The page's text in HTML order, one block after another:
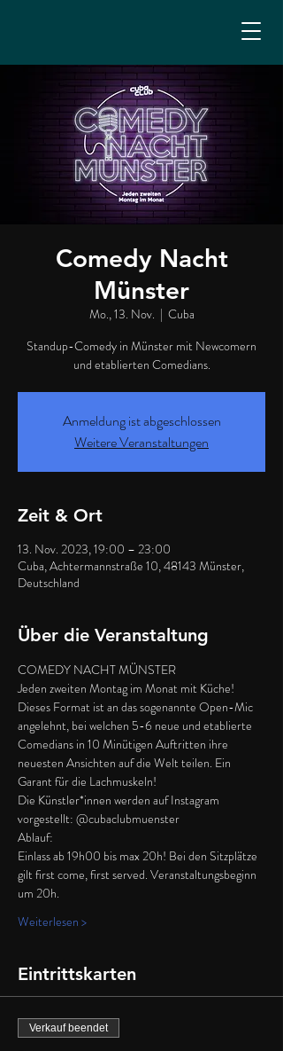
Comedy Nacht
Münster
Mo., 13. Nov.
  |
Cuba
Standup-Comedy in Münster mit Newcomern
und etablierten Comedians.
Anmeldung ist abgeschlossen
Weitere Veranstaltungen
Zeit & Ort
13. Nov. 2023, 19:00 – 23:00
Cuba, Achtermannstraße 10, 48143 Münster,
Deutschland
Über die Veranstaltung
COMEDY NACHT MÜNSTER
Jeden zweiten Montag im Monat mit Küche!
Dieses Format ist an das sogenannte Open-Mic
angelehnt, bei welchen 5-6 neue und etablierte
Comedians in 10 Minütigen Auftritten ihre
neuesten Ansichten auf die Welt teilen. Ein
Garant für die Lachmuskeln!
Die Künstler*innen werden auf Instagram
vorgestellt: @cubaclubmuenster
Ablauf:
Einlass ab 19h00 bis max 20h! Bei den Sitzplätze
gilt first come, first served. Veranstaltungsbeginn
um 20h.
Weiterlesen >
Eintrittskarten
Verkauf beendet